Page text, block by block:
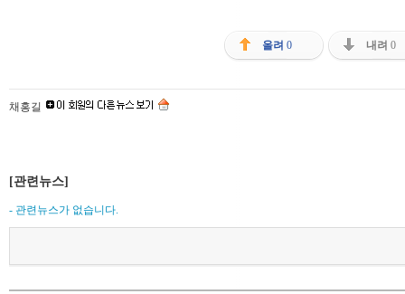
올려 0 내려 0
채홍길
[관련뉴스]
- 관련뉴스가 없습니다.